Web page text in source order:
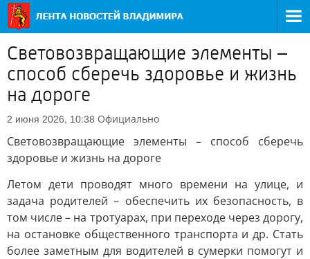
Световозвращающие элементы –
способ сберечь здоровье и жизнь
на дороге
2 июня 2026, 10:38 Официально
Световозвращающие элементы – способ сберечь
здоровье и жизнь на дороге
Летом дети проводят много времени на улице, и
задача родителей – обеспечить их безопасность, в
том числе – на тротуарах, при переходе через дорогу,
на остановке общественного транспорта и др. Стать
более заметным для водителей в сумерки помогут и